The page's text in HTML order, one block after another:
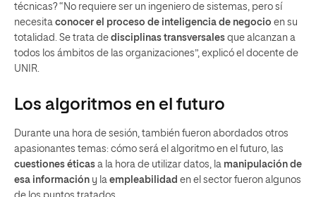
técnicas? “No requiere ser un ingeniero de sistemas, pero sí
necesita conocer el proceso de inteligencia de negocio en su
totalidad. Se trata de disciplinas transversales que alcanzan a
todos los ámbitos de las organizaciones”, explicó el docente de
UNIR.
Los algoritmos en el futuro
Durante una hora de sesión, también fueron abordados otros
apasionantes temas: cómo será el algoritmo en el futuro, las
cuestiones éticas a la hora de utilizar datos, la manipulación de
esa información y la empleabilidad en el sector fueron algunos